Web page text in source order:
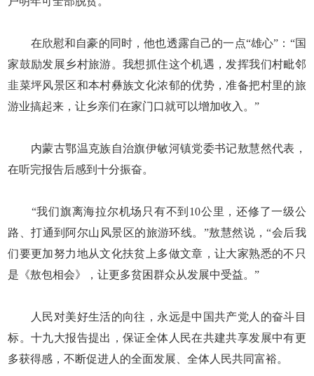
在欣慰和自豪的同时，他也透露自己的一点“雄心”：“国
家鼓励发展乡村旅游。我想抓住这个机遇，发挥我们村毗邻
韭菜坪风景区和本村彝族文化浓郁的优势，准备把村里的旅
游业搞起来，让乡亲们在家门口就可以增加收入。”
内蒙古鄂温克族自治旗伊敏河镇党委书记敖慧然代表，
在听完报告后感到十分振奋。
“我们旗离海拉尔机场只有不到10公里，还修了一级公
路、打通到阿尔山风景区的旅游环线。”敖慧然说，“会后我
们要更加努力地从文化扶贫上多做文章，让大家熟悉的不只
是《敖包相会》，让更多贫困群众从发展中受益。”
人民对美好生活的向往，永远是中国共产党人的奋斗目
标。十九大报告提出，保证全体人民在共建共享发展中有更
多获得感，不断促进人的全面发展、全体人民共同富裕。